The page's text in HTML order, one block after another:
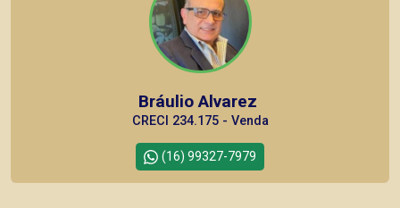
Bráulio Alvarez
CRECI 234.175 - Venda
(16) 99327-7979